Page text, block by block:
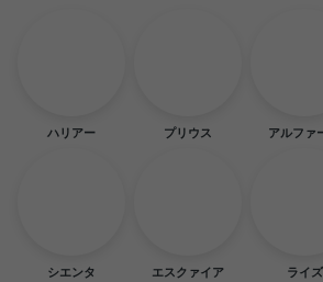
ハリアー プリウス アルファ
シエンタ エスクァイア ライズ